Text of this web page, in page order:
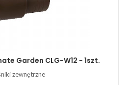
Garden CLG-W12 - 1szt.
zewnętrzne